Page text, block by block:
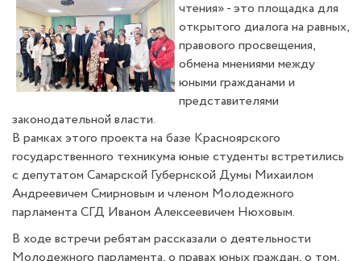
чтения» - это площадка для
открытого диалога на равных,
правового просвещения,
обмена мнениями между
юными гражданами и
представителями
законодательной власти.
В рамках этого проекта на базе Красноярского
государственного техникума юные студенты встретились
с депутатом Самарской Губернской Думы Михаилом
Андреевичем Смирновым и членом Молодежного
парламента СГД Иваном Алексеевичем Нюховым.
В ходе встречи ребятам рассказали о деятельности